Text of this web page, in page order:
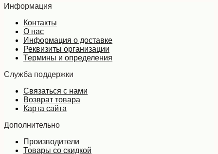
Информация
Контакты
О нас
Информация о доставке
Реквизиты организации
Термины и определения
Служба поддержки
Связаться с нами
Возврат товара
Карта сайта
Дополнительно
Производители
Товары со скидкой